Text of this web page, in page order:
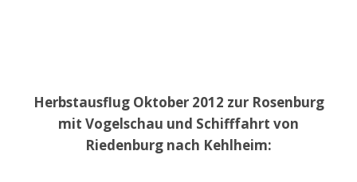
Herbstausflug Oktober 2012 zur Rosenburg
mit Vogelschau und Schifffahrt von
Riedenburg nach Kehlheim: